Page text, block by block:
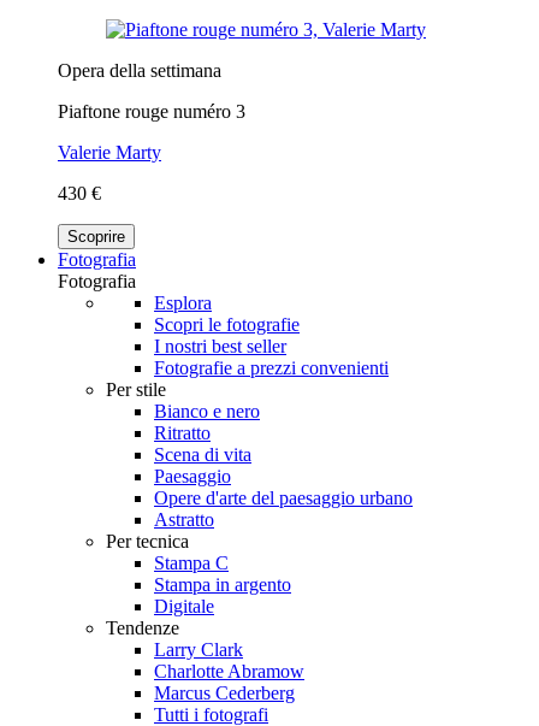
Opera della settimana
Piaftone rouge numéro 3
Valerie Marty
430 €
Scoprire
Fotografia
Fotografia
Esplora
Scopri le fotografie
I nostri best seller
Fotografie a prezzi convenienti
Per stile
Bianco e nero
Ritratto
Scena di vita
Paesaggio
Opere d'arte del paesaggio urbano
Astratto
Per tecnica
Stampa C
Stampa in argento
Digitale
Tendenze
Larry Clark
Charlotte Abramow
Marcus Cederberg
Tutti i fotografi